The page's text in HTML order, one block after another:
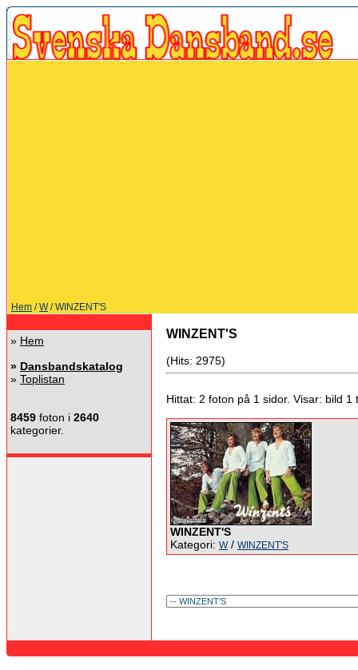
Hem /W/ WINZENT'S
» Hem
» Dansbandskatalog
» Toplistan
8459 foton i 2640
kategorier.
WINZENT'S
(Hits: 2975)
Hittat: 2 foton på 1 sidor. Visar: bild 1
WINZENT'S
Kategori: W/ WINZENT'S